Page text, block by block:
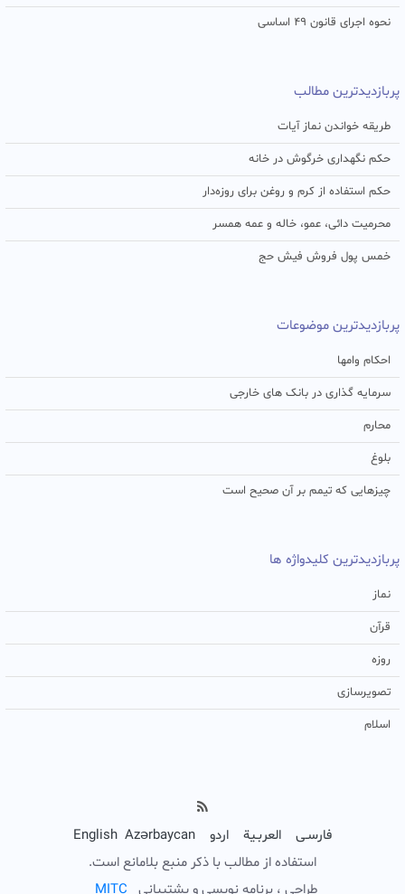
نحوه اجرای قانون ۴۹ اساسی
پربازدیدترین مطالب
طریقه خواندن نماز آیات
حکم نگهداری خرگوش در خانه
حکم استفاده از کرم و روغن برای روزه‌دار
محرمیت دائی، عمو، خاله و عمه همسر
خمس پول فروش فیش حج
پربازدیدترین موضوعات
احکام وامها
سرمایه گذاری در بانک های خارجی
محارم
بلوغ
چیزهایی که تیمم بر آن صحیح است
پربازدیدترین کلیدواژه ها
نماز
قرآن
روزه
تصویرسازی
اسلام
فارسـی العربـیة اردو Azərbaycan
English
استفاده از مطالب با ذکر منبع بلامانع است.
طراحی ، برنامه نویسی و پشتیبانی
MITC